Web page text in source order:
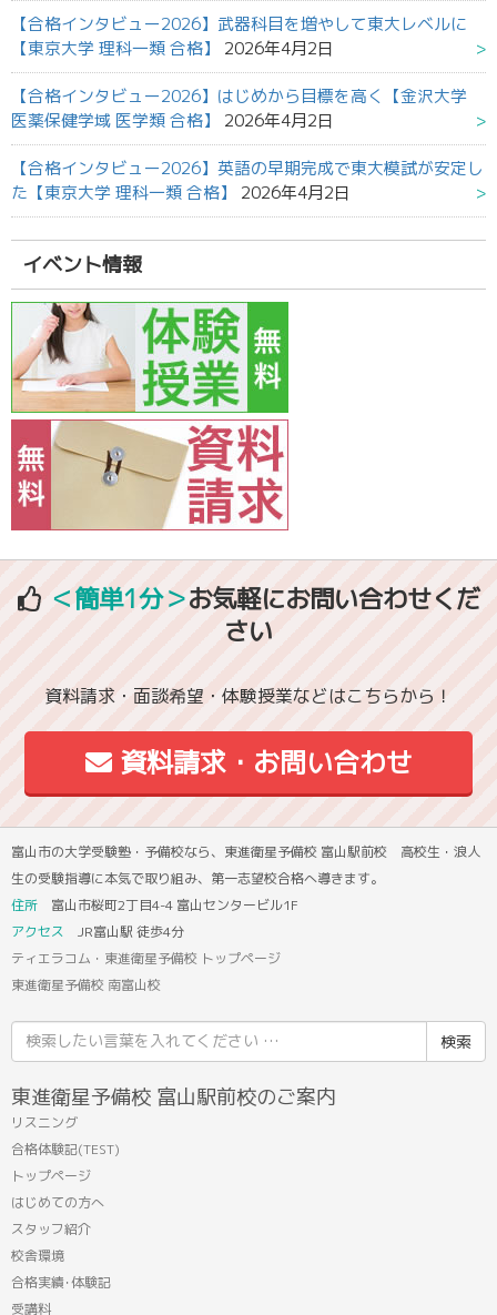
【合格インタビュー2026】武器科目を増やして東大レベルに
【東京大学 理科一類 合格】
2026年4月2日
【合格インタビュー2026】はじめから目標を高く【金沢大学
医薬保健学域 医学類 合格】
2026年4月2日
【合格インタビュー2026】英語の早期完成で東大模試が安定し
た【東京大学 理科一類 合格】
2026年4月2日
イベント情報
＜簡単1分＞お気軽にお問い合わせくだ
さい
資料請求・面談希望・体験授業などはこちらから！
資料請求・お問い合わせ
富山市の大学受験塾・予備校なら、東進衛星予備校 富山駅前校 高校生・浪人
生の受験指導に本気で取り組み、第一志望校合格へ導きます。
住所 富山市桜町2丁目4-4 富山センタービル1F
アクセス JR富山駅 徒歩4分
ティエラコム・東進衛星予備校 トップページ
東進衛星予備校 南富山校
索
結
東進衛星予備校 富山駅前校のご案内
リスニング
合格体験記(TEST)
トップページ
はじめての方へ
スタッフ紹介
校舎環境
合格実績･体験記
受講料